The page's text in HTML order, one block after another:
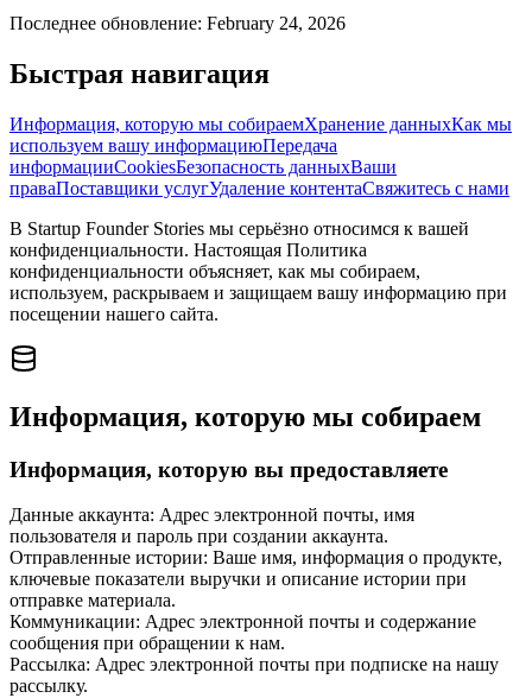
Последнее обновление: February 24, 2026
Быстрая навигация
Информация, которую мы собираемХранение данныхКак мы
используем вашу информациюПередача
информацииCookiesБезопасность данныхВаши
праваПоставщики услугУдаление контентаСвяжитесь с нами
В Startup Founder Stories мы серьёзно относимся к вашей
конфиденциальности. Настоящая Политика
конфиденциальности объясняет, как мы собираем,
используем, раскрываем и защищаем вашу информацию при
посещении нашего сайта.
Информация, которую мы собираем
Информация, которую вы предоставляете
Данные аккаунта: Адрес электронной почты, имя
пользователя и пароль при создании аккаунта.
Отправленные истории: Ваше имя, информация о продукте,
ключевые показатели выручки и описание истории при
отправке материала.
Коммуникации: Адрес электронной почты и содержание
сообщения при обращении к нам.
Рассылка: Адрес электронной почты при подписке на нашу
рассылку.